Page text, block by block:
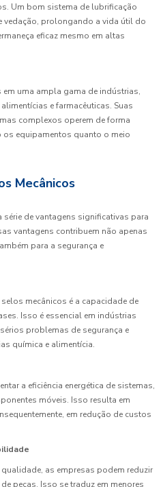
Um bom sistema de lubrificação
vedação, prolongando a vida útil do
eficaz mesmo em altas
uma ampla gama de indústrias,
e farmacêuticas. Suas
complexos operem de forma
os equipamentos quanto o meio
Mecânicos
de vantagens significativas para
vantagens contribuem não apenas
para a segurança e
mecânicos é a capacidade de
Isso é essencial em indústrias
problemas de segurança e
química e alimentícia.
a eficiência energética de sistemas,
móveis. Isso resulta em
em redução de custos
as empresas podem reduzir
peças. Isso se traduz em menores